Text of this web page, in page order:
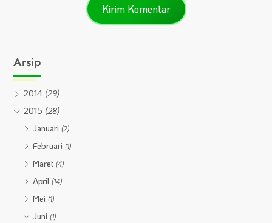
Arsip
2014 (29)
2015 (28)
Januari(2)
Februari(1)
Maret(4)
April(14)
Mei(1)
Juni(1)